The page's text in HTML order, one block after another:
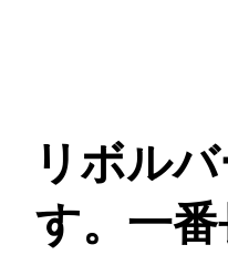
リボル
す。一